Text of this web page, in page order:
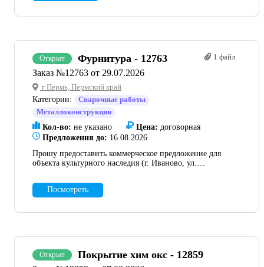
оплаты и сроков поставки. КД в приложенном архиве,
Открыт Фурнитура - 12763 1 файл
Заказ №12763 от 29.07.2026
г Пермь, Пермский край
Категории:
Сварочные работы
Металлоконструкции
Кол-во: не указано Цена: договорная
Предложения до: 16.08.2026
Прошу предоставить коммерческое предложение для
объекта культурного наследия (г. Иваново, ул.
Фиксатор оконной рамы (Тип А). - Гребенка (Тип А). -
Кремольер (Тип А). Последняя страница
возможности, прошу выставить 2 альтернативных
Прошу указать в КП реквизиты организации.
Необходимо прописать в КП, что доставка учтена.
Посмотреть
Открыт Покрытие хим окс - 12859